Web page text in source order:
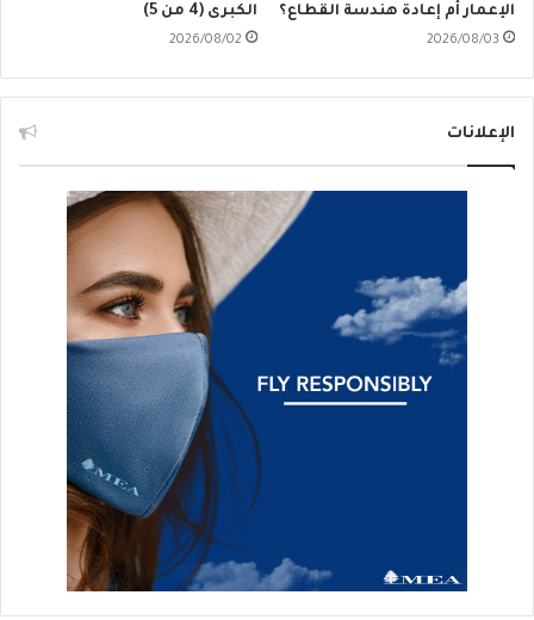
الإعمار أم إعادة هندسة القطاع؟
2026/08/03
الكبرى (4 من 5)
2026/08/02
الإعلانات